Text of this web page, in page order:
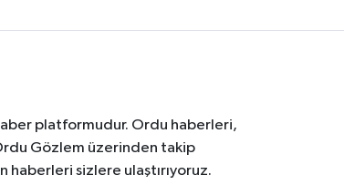
platformudur. Ordu haberleri,
Gözlem üzerinden takip
sizlere ulaştırıyoruz.